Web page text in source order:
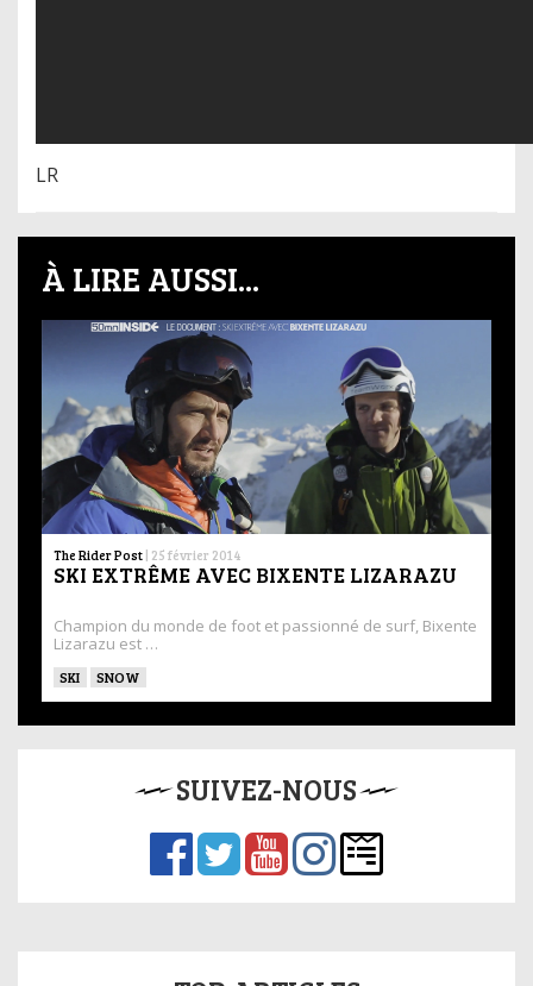
LR
À LIRE AUSSI...
The Rider Post | 25 février 2014
SKI EXTRÊME AVEC BIXENTE LIZARAZU
Champion du monde de foot et passionné de surf, Bixente
Lizarazu est …
SKI SNOW
SUIVEZ-NOUS